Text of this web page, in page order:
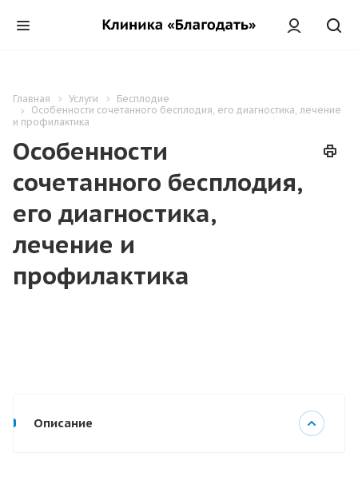
Главная Услуги
Бесплодие
Особенности сочетанного бесплодия, его диагностика, лечение
и профилактика
Особенности
сочетанного бесплодия,
его диагностика,
лечение и
профилактика
Описание